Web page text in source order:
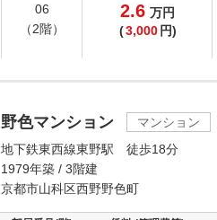
06
（2階）
2.6 万円
(3,000 円)
野色マンション
マンション
地下鉄東西線東野駅 徒歩18分
1979年築 / 3階建
京都市山科区西野野色町